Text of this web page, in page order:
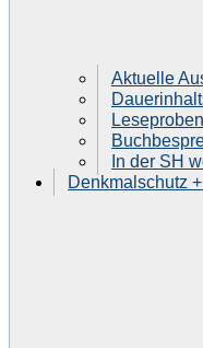
Aktuelle
In der SH
Denkmalschutz